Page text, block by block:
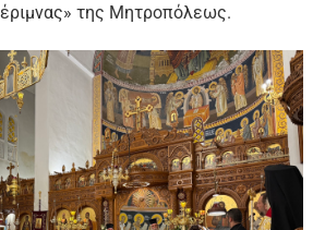
της Μητροπόλεως.